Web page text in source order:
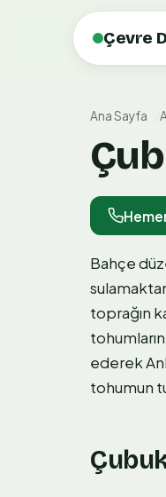
Çevre
Ana Sayfa
Bahçe
toprağın
ederek
tohumun